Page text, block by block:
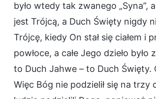
było wtedy tak zwanego „Syna”,
jest Trójcą, a Duch Święty nigdy
Trójcę, kiedy On stał się ciałem i
powłoce, a całe Jego dzieło
to Duch Jahwe – to Duch Święty.
Więc Bóg nie podzielił się na trzy